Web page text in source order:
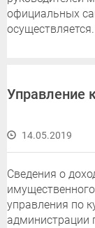
официальных
осуществляется.
Управление
14.05.2019
Сведения о
управления по
администрации